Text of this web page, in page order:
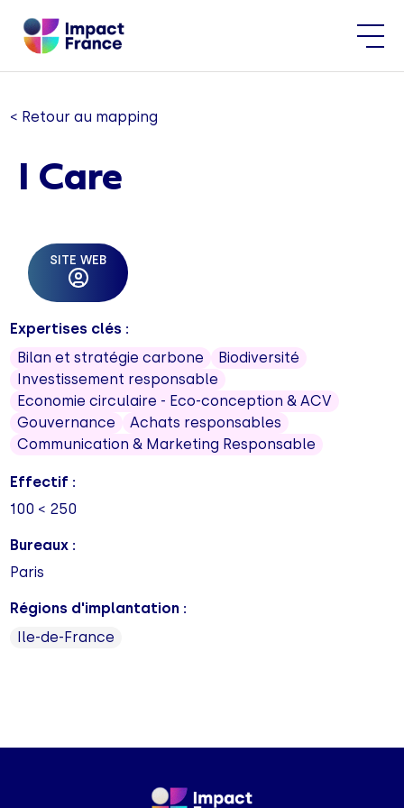
< Retour au mapping
I Care
SITE WEB
Expertises clés :
Bilan et stratégie carbone
Biodiversité
Investissement responsable
Economie circulaire - Eco-conception & ACV
Gouvernance
Achats responsables
Communication & Marketing Responsable
Effectif :
100 < 250
Bureaux :
Paris
Régions d'implantation :
Ile-de-France